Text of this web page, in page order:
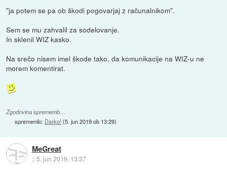
"ja potem se pa ob škodi pogovarjaj z računalnikom".
Sem se mu zahvalil za sodelovanje.
In sklenil WIZ kasko.
Na srečo nisem imel škode tako, da komunikacije na WIZ-u ne
morem komentirat.
Zgodovina sprememb…
spremenilo: Darko! (5. jun 2019 ob 13:29)
MeGreat
::5. jun 2019, 13:37